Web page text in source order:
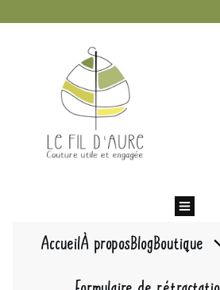
AccueilÀ proposBlogBoutique
Idées Cadeaux
Pour la cuisine